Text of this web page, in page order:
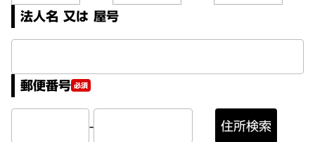
法人名 又は 屋号
郵便番号 必須
-
住所検索